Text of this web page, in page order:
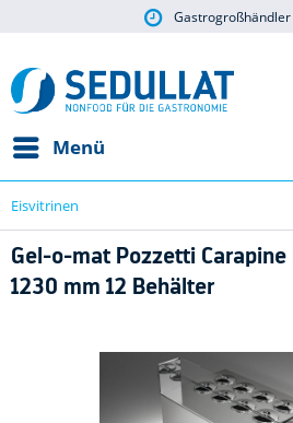
Menü
Eisvitrinen
Gel-o-mat Pozzetti Carapine
1230 mm 12 Behälter